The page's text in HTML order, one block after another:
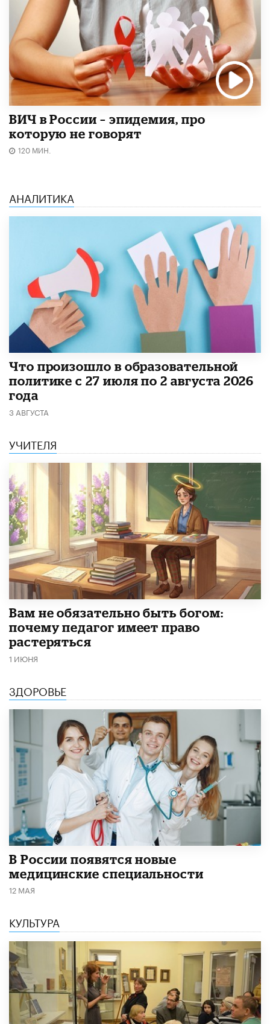
ВИЧ в России – эпидемия, про
которую не говорят
120 МИН.
АНАЛИТИКА
​Что произошло в образовательной
политике с 27 июля по 2 августа 2026
года
3 АВГУСТА
УЧИТЕЛЯ
​Вам не обязательно быть богом:
почему педагог имеет право
растеряться
1 ИЮНЯ
ЗДОРОВЬЕ
В России появятся новые
медицинские специальности
12 МАЯ
КУЛЬТУРА